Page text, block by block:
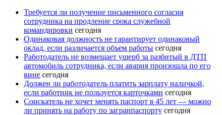
Требуется ли получение письменного согласия
сотрудника на продление срока служебной
командировки сегодня
Одинаковая должность не гарантирует одинаковый
оклад, если различается объем работы сегодня
Работодатель не возмещает ущерб за разбитый в ДТП
автомобиль сотрудника, если авария произошла по его
вине сегодня
Должен ли работодатель платить зарплату наличкой,
если работник не пользуется карточками сегодня
Соискатель не хочет менять паспорт в 45 лет — можно
ли принять на работу по загранпаспорту сегодня